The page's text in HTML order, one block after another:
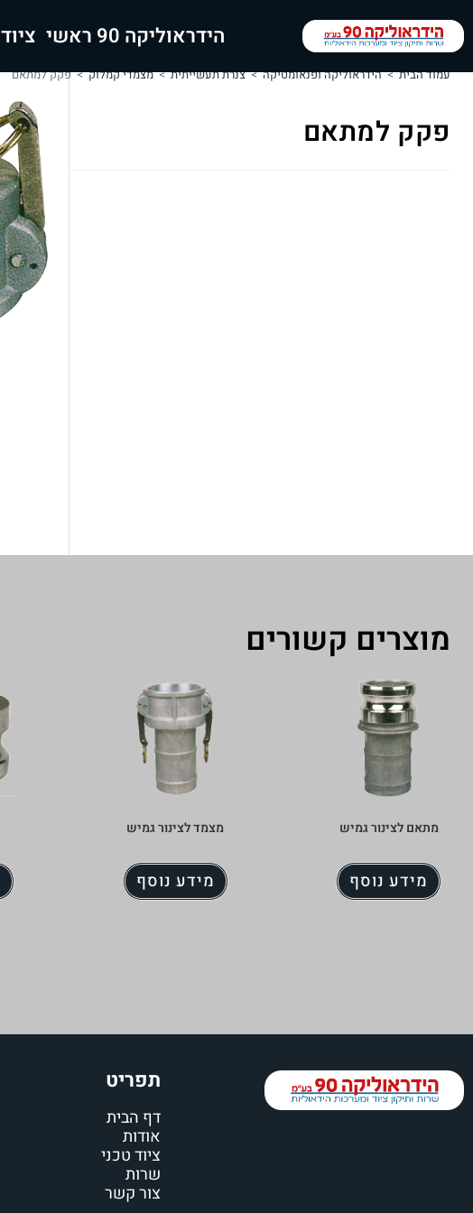
הידראוליקה 90 ראשי ציוד
עמוד הבית > הידראוליקה ופנאומטיקה > צנרת תעשייתית > מצמדי קמלוק > פקק למתאם
פקק למתאם
מוצרים קשורים
מתאם לצינור גמיש
מידע נוסף
מצמד לצינור גמיש
מידע נוסף
תפריט
דף הבית
אודות
ציוד טכני
שרות
צור קשר